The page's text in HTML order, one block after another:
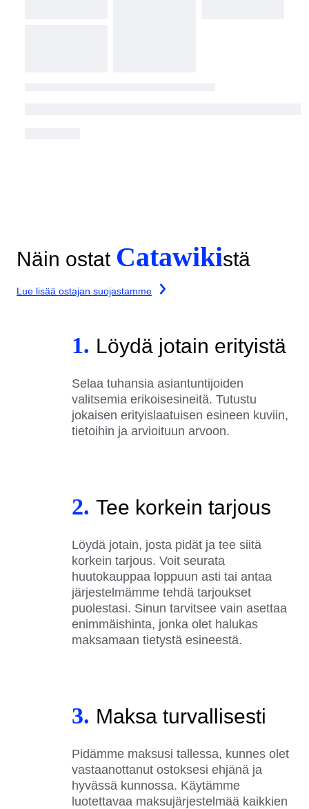
Näin ostat Catawikistä
Lue lisää ostajan suojastamme
1. Löydä jotain erityistä
Selaa tuhansia asiantuntijoiden
valitsemia erikoisesineitä. Tutustu
jokaisen erityislaatuisen esineen kuviin,
tietoihin ja arvioituun arvoon.
2. Tee korkein tarjous
Löydä jotain, josta pidät ja tee siitä
korkein tarjous. Voit seurata
huutokauppaa loppuun asti tai antaa
järjestelmämme tehdä tarjoukset
puolestasi. Sinun tarvitsee vain asettaa
enimmäishinta, jonka olet halukas
maksamaan tietystä esineestä.
3. Maksa turvallisesti
Pidämme maksusi tallessa, kunnes olet
vastaanottanut ostoksesi ehjänä ja
hyvässä kunnossa. Käytämme
luotettavaa maksujärjestelmää kaikkien